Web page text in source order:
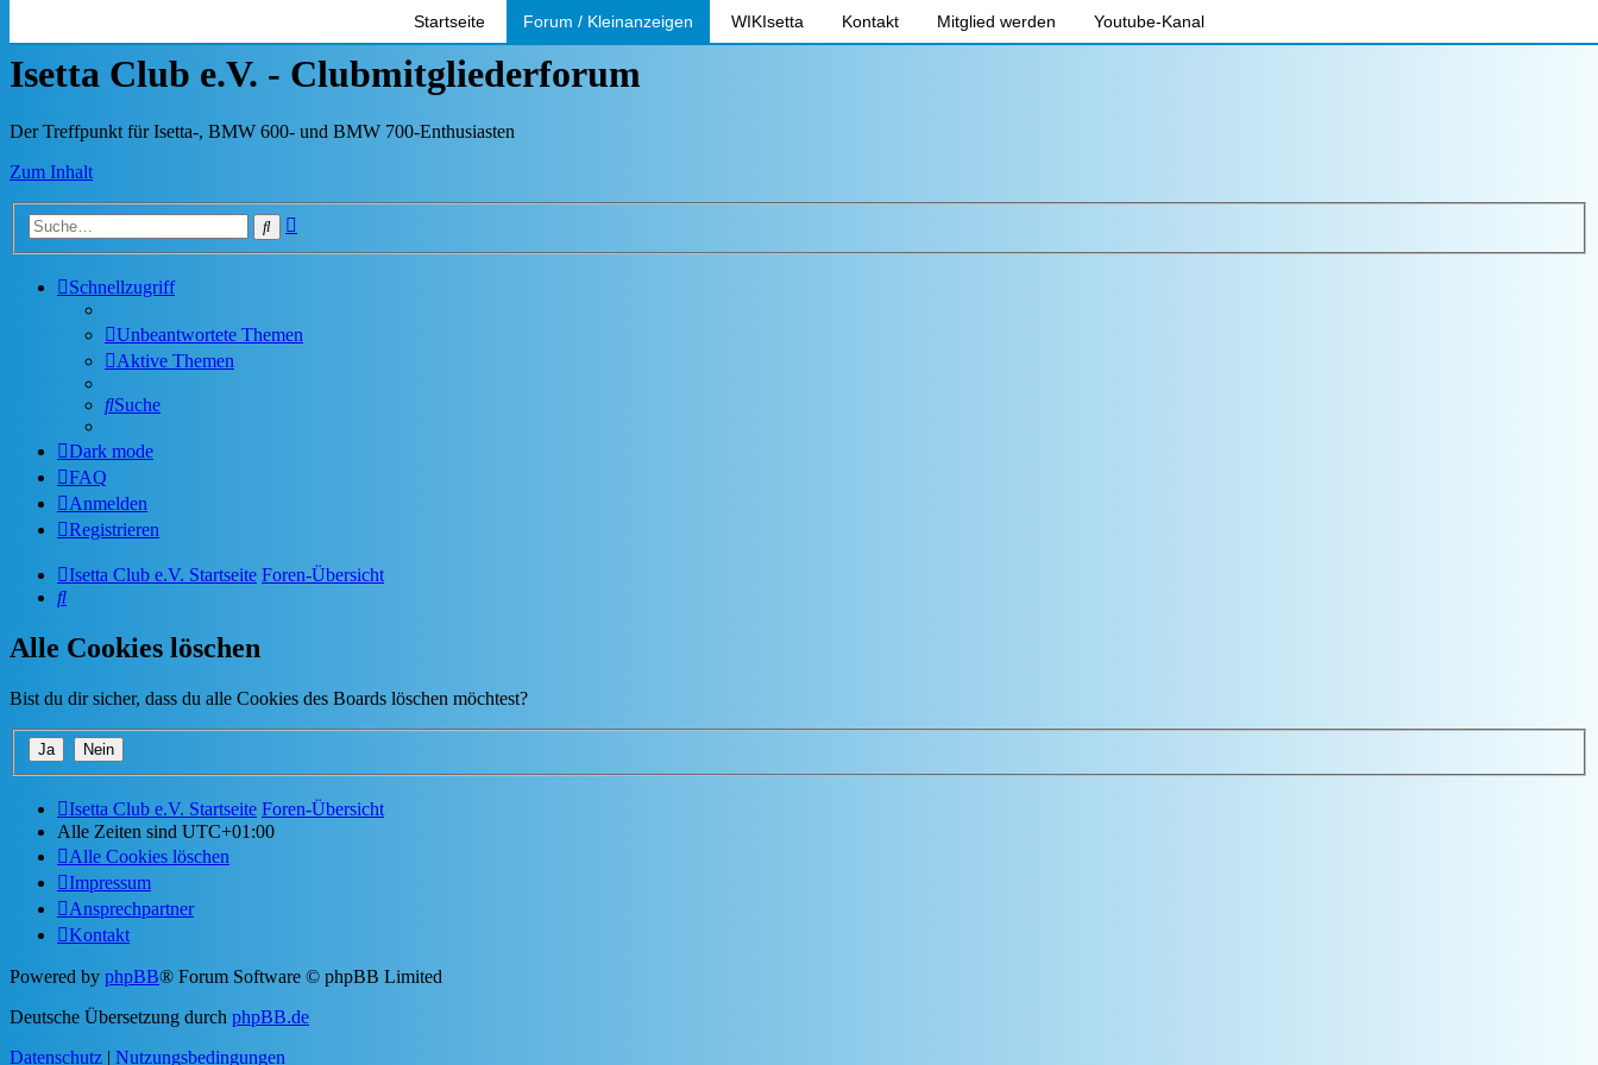
Startseite Forum / Kleinanzeigen WIKIsetta Kontakt Mitglied werden Youtube-Kanal
Isetta Club e.V. - Clubmitgliederforum
Der Treffpunkt für Isetta-, BMW 600- und BMW 700-Enthusiasten
Zum Inhalt
Suche
Schnellzugriff
Unbeantwortete Themen
Aktive Themen
Suche
Dark mode
FAQ
Anmelden
Registrieren
Isetta Club e.V. Startseite Foren-Übersicht
Suche
Alle Cookies löschen
Bist du dir sicher, dass du alle Cookies des Boards löschen möchtest?
Isetta Club e.V. Startseite Foren-Übersicht
Alle Zeiten sind UTC+01:00
Alle Cookies löschen
Impressum
Ansprechpartner
Kontakt
Powered by phpBB® Forum Software © phpBB Limited
Deutsche Übersetzung durch phpBB.de
Datenschutz | Nutzungsbedingungen